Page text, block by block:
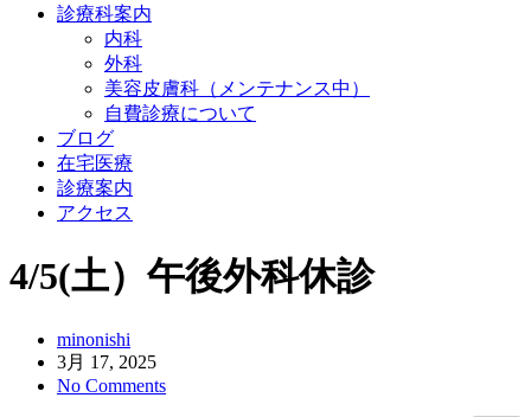
診療科案内
内科
外科
美容皮膚科（メンテナンス中）
自費診療について
ブログ
在宅医療
診療案内
アクセス
4/5(土）午後外科休診
minonishi
3月 17, 2025
No Comments